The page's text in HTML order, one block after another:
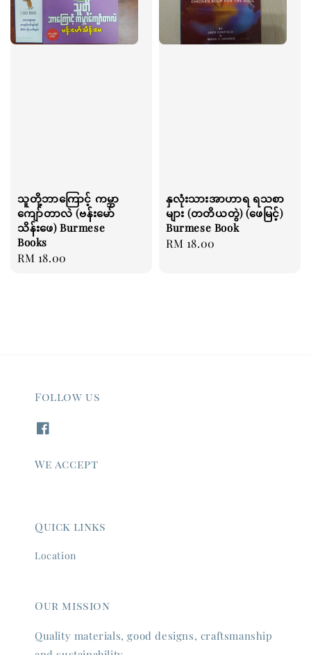
သူတို့ဘာကြောင့် ကမ္ဘာ
ကျော်တာလဲ (ဗန်းမော်
သိန်းဖေ) Burmese
Books
Regular
RM 18.00
နှလုံးသားအာဟာရ ရသစာ
များ (တတိယတွဲ) (ဖေမြင့်)
Burmese Book
Regular
RM 18.00
Follow us
We accept
Quick links
Location
Our mission
Quality materials, good designs, craftsmanship